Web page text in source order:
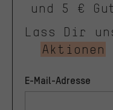
und 5 €
Lass Dir
Aktionen
E-Mail-Adresse